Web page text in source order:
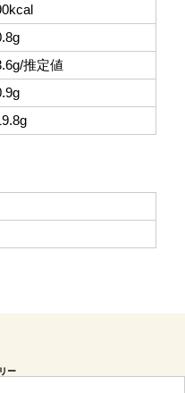
推定値
ー